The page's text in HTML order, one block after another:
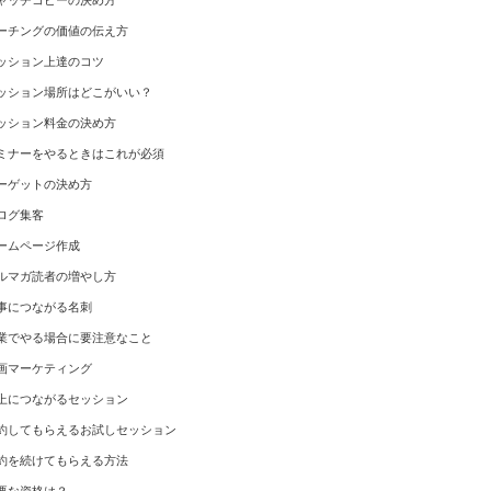
チングの価値の伝え方
ション上達のコツ
ション場所はどこがいい？
ション料金の決め方
ナーをやるときはこれが必須
ゲットの決め方
グ集客
ムページ作成
マガ読者の増やし方
につながる名刺
でやる場合に要注意なこと
マーケティング
につながるセッション
してもらえるお試しセッション
を続けてもらえる方法